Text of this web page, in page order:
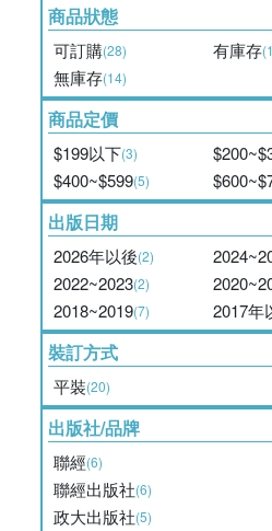
商品狀態
可訂購(28) 有庫存
無庫存(14)
商品定價
$199以下(3)
$400~$599(5)
出版日期
2026年以後(2)
2022~2023(2)
2018~2019(7) 2017年
裝訂方式
平裝(20)
出版社/品牌
聯經(6)
聯經出版社(6)
政大出版社(5)